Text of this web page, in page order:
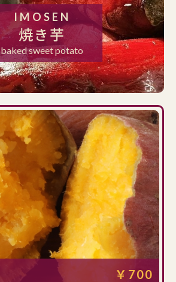
IMOSEN
焼き芋
baked sweet potato
￥700